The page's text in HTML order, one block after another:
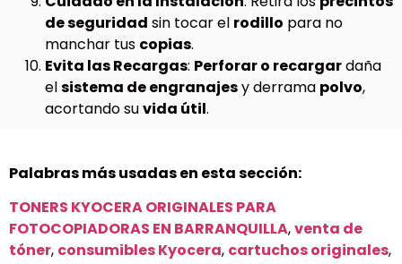
de seguridad sin tocar el rodillo para no
manchar tus copias.
Evita las Recargas: Perforar o recargardaña
elsistema de engranajesy derrama polvo,
acortando suvida útil.
Palabras más usadas en esta sección:
TONERS KYOCERA ORIGINALES PARA
FOTOCOPIADORAS EN BARRANQUILLA,venta de
tóner, consumibles Kyocera, cartuchos originales,